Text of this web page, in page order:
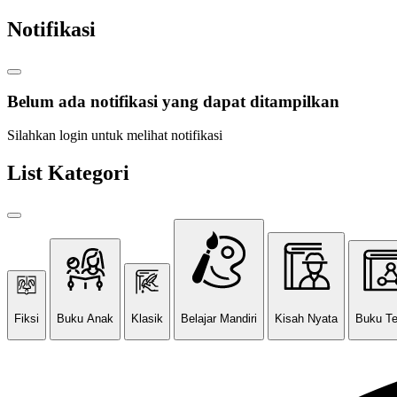
Notifikasi
Belum ada notifikasi yang dapat ditampilkan
Silahkan login untuk melihat notifikasi
List Kategori
Fiksi Buku Anak Klasik Belajar Mandiri Kisah Nyata Buku